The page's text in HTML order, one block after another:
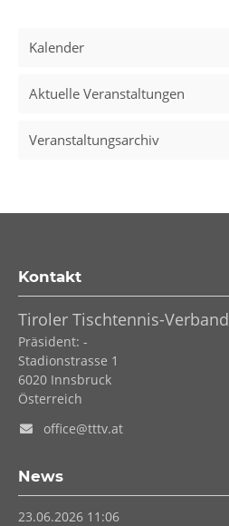
Kalender
Aktuelle Veranstaltungen
Veranstaltungsarchiv
Kontakt
Tiroler Tischtennis-Verband
Präsident: -
Stadionstrasse 1
6020 Innsbruck
Österreich
office@tttv.at
News
23.06.2026 11:06